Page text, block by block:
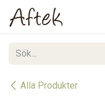
Hoppa till innehåll
Alla Produkter